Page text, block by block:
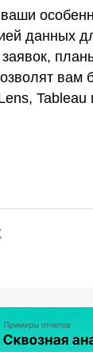
данных
Tableau